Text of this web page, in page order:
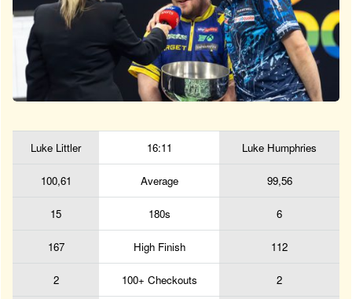
Luke Littler 16:11 Luke Humphries
100,61 Average 99,56
15 180s 6
167 High Finish 112
2 100+ Checkouts 2